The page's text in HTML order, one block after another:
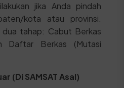
jika Anda pindah
kota atau provinsi.
tahap: Cabut Berkas
Daftar Berkas (Mutasi
(Di SAMSAT Asal)